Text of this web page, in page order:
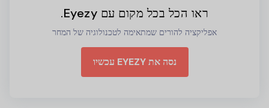
ראו הכל בכל מקום עם Eyezy.
אפליקציה להורים שמתאימה לטכנולוגיה של המחר
נסה את EYEZY עכשיו